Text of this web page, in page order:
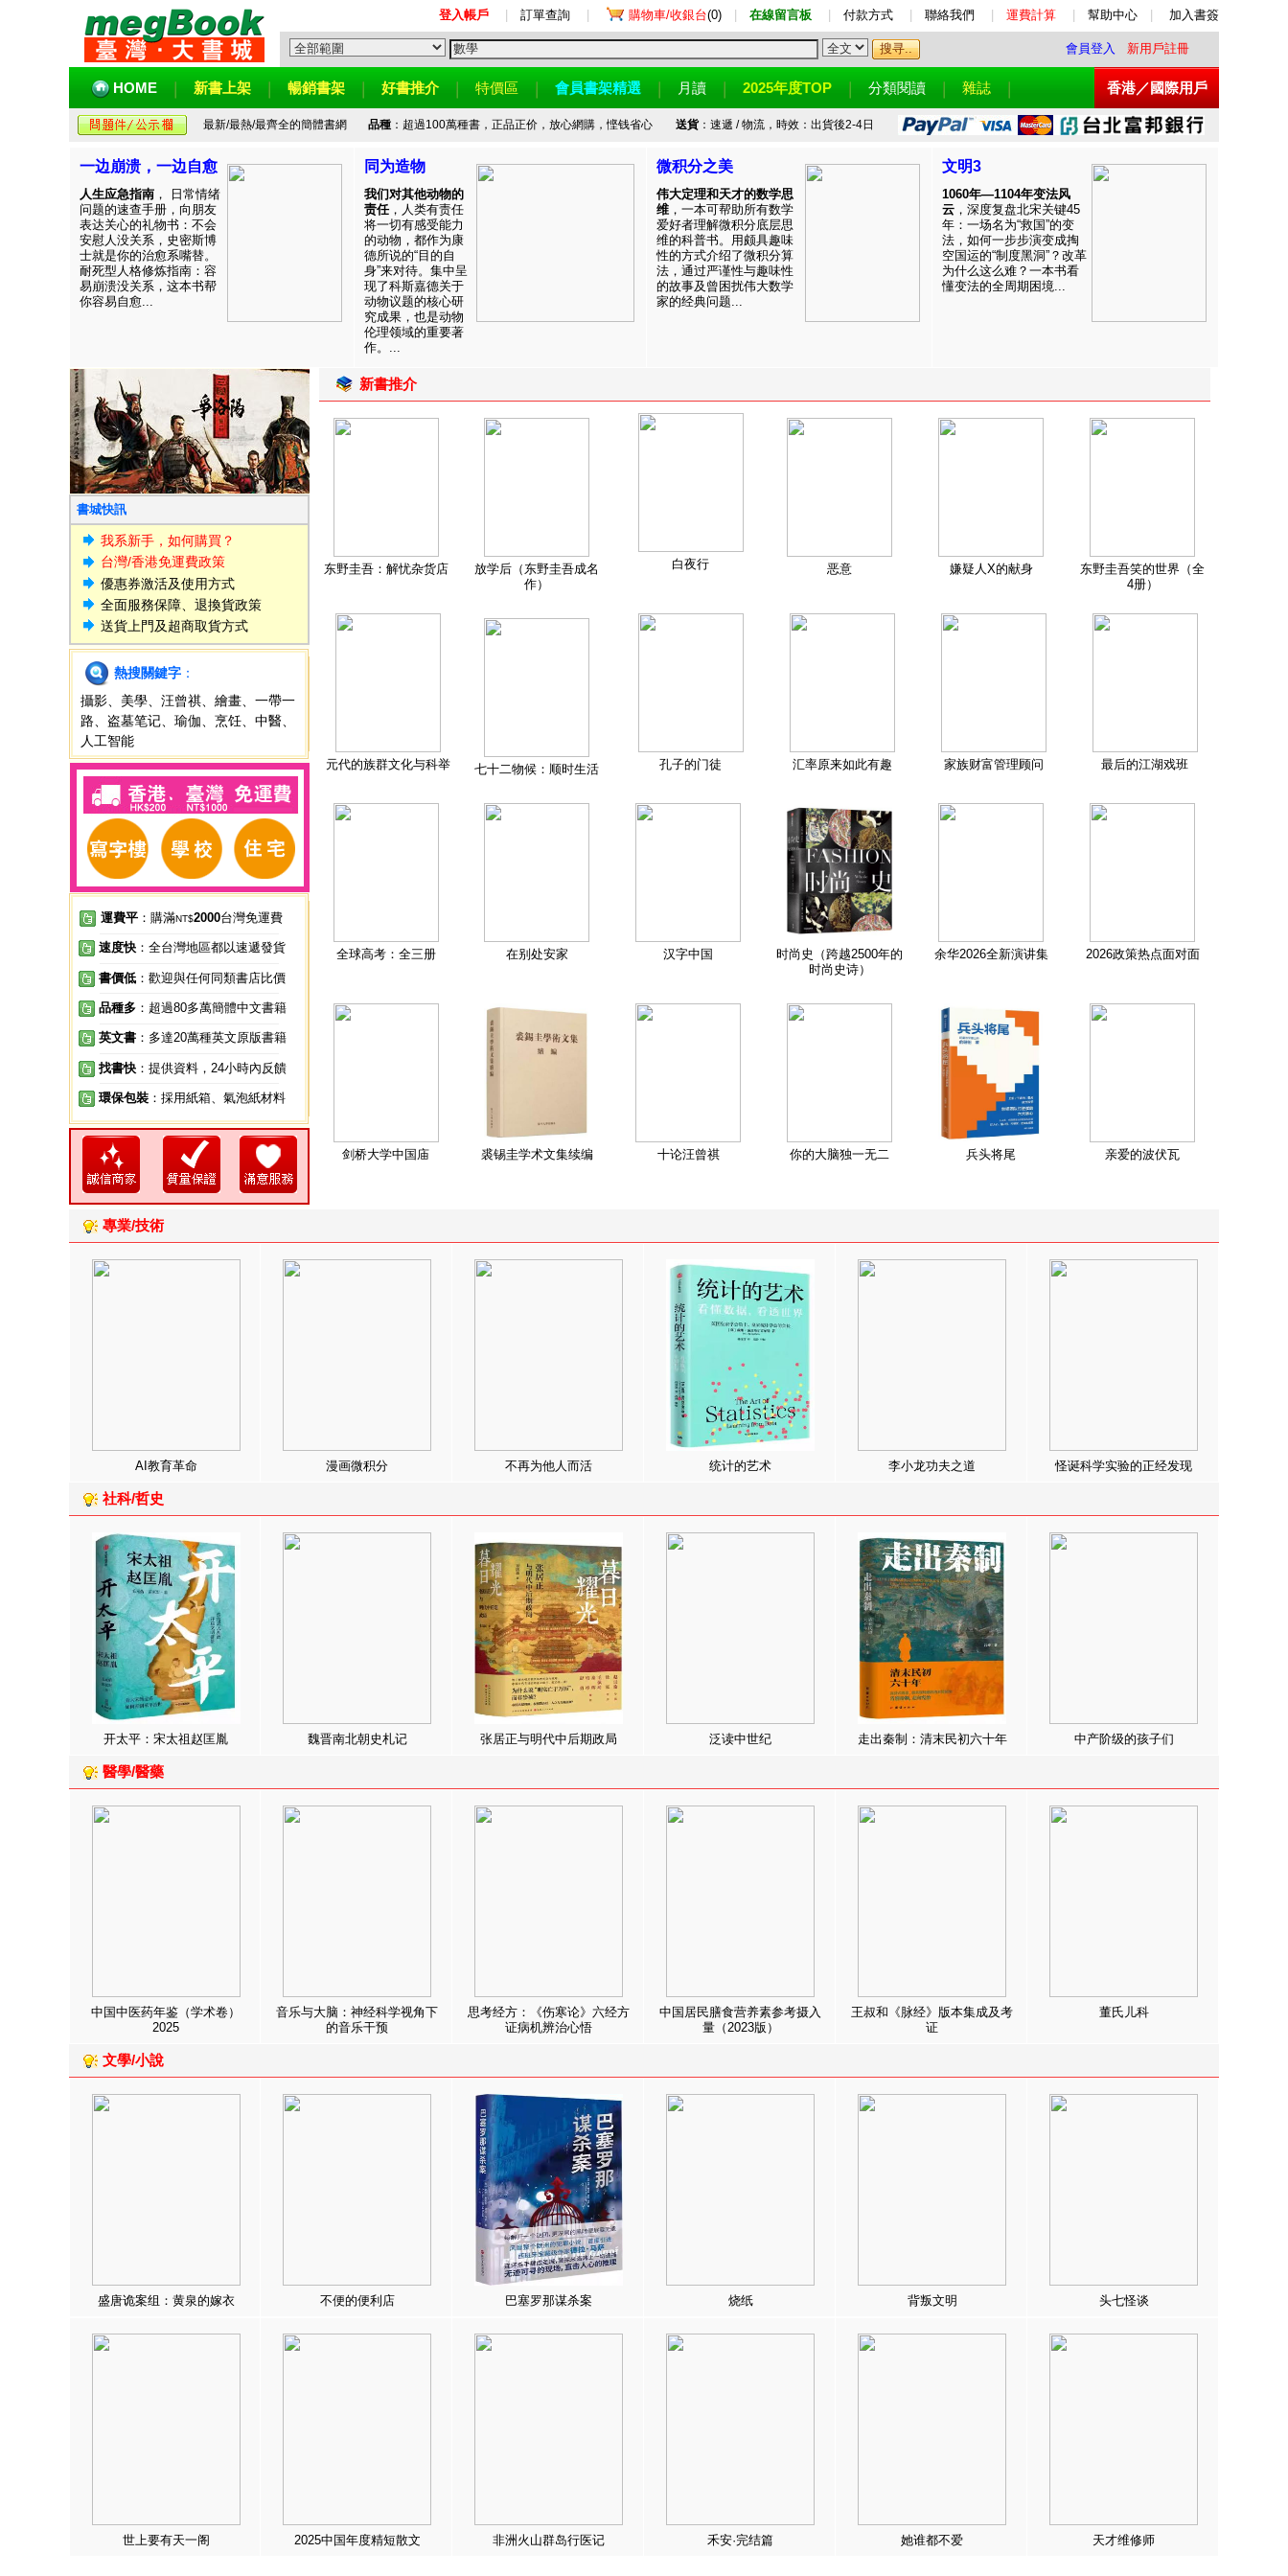
登入帳戶 訂單查詢 購物車/收銀台(0) 在線留言板 付款方式 聯絡我們 運費計算 幫助中心 加入書簽
會員登入 新用戶註冊
HOME 新書上架 暢銷書架 好書推介 特價區 會員書架精選 月讀 2025年度TOP 分類閱讀 雜誌 香港／國際用戶
最新/最熱/最齊全的簡體書網 品種：超過100萬種書，正品正价，放心網購，悭钱省心 送貨：速遞 / 物流，時效：出貨後2-4日
一边崩溃，一边自愈
人生应急指南 ， 日常情绪
问题的速查手册，向朋友
表达关心的礼物书：不会
安慰人没关系，史密斯博
士就是你的治愈系嘴替。
耐死型人格修炼指南：容
易崩溃没关系，这本书帮
你容易自愈...
同为造物
我们对其他动物的
责任，人类有责任
将一切有感受能力
的动物，都作为康
德所说的“目的自
身”来对待。集中呈
现了科斯嘉德关于
动物议题的核心研
究成果，也是动物
伦理领域的重要著
作。...
微积分之美
伟大定理和天才的数学思
维 ，一本可帮助所有数学
爱好者理解微积分底层思
维的科普书。用颇具趣味
性的方式介绍了微积分算
法，通过严谨性与趣味性
的故事及曾困扰伟大数学
家的经典问题...
文明3
1060年—1104年变法风
云 ，深度复盘北宋关键45
年：一场名为“救国”的变
法，如何一步步演变成掏
空国运的“制度黑洞”？改革
为什么这么难？一本书看
懂变法的全周期困境...
書城快訊
我系新手，如何購買？
台灣/香港免運費政策
優惠券激活及使用方式
全面服務保障、退換貨政策
送貨上門及超商取貨方式
熱搜關鍵字 ：
攝影
美學 汪曾祺 繪畫
一帶一
路
盗墓笔记 瑜伽 烹饪 中醫
人工智能
運費平 ：購滿NT$2000台灣免運費
速度快 ：全台灣地區都以速遞發貨
書價低 ：歡迎與任何同類書店比價
品種多 ：超過80多萬簡體中文書籍
英文書 ：多達20萬種英文原版書籍
找書快 ：提供資料，24小時內反饋
環保包裝 ：採用紙箱、氣泡紙材料
新書推介
东野圭吾：解忧杂货店
放学后（东野圭吾成名
作）
白夜行 恶意 嫌疑人X的献身
东野圭吾笑的世界（全
4册）
元代的族群文化与科举 七十二物候：顺时生活 孔子的门徒 汇率原来如此有趣 家族财富管理顾问 最后的江湖戏班
全球高考：全三册 在别处安家 汉字中国
时尚史（跨越2500年的
时尚史诗）
余华2026全新演讲集 2026政策热点面对面
剑桥大学中国庙 裘锡圭学术文集续编 十论汪曾祺 你的大脑独一无二 兵头将尾 亲爱的波伏瓦
專業/技術
AI教育革命 漫画微积分 不再为他人而活 统计的艺术 李小龙功夫之道 怪诞科学实验的正经发现
社科/哲史
开太平：宋太祖赵匡胤 魏晋南北朝史札记 张居正与明代中后期政局 泛读中世纪 走出秦制：清末民初六十年 中产阶级的孩子们
醫學/醫藥
中国中医药年鉴（学术卷）
2025
音乐与大脑：神经科学视角下
的音乐干预
思考经方：《伤寒论》六经方
证病机辨治心悟
中国居民膳食营养素参考摄入
量（2023版）
王叔和《脉经》版本集成及考
证
董氏儿科
文學/小說
盛唐诡案组：黄泉的嫁衣 不便的便利店 巴塞罗那谋杀案 烧纸 背叛文明 头七怪谈
世上要有天一阁 2025中国年度精短散文 非洲火山群岛行医记 禾安·完结篇 她谁都不爱 天才维修师